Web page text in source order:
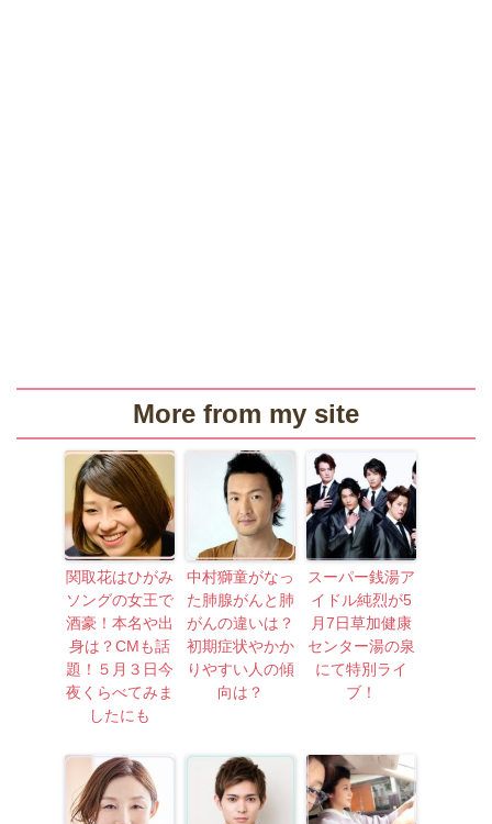
More from my site
関取花はひがみ
ソングの女王で
酒豪！本名や出
身は？CMも話
題！５月３日今
夜くらべてみま
したにも
中村獅童がなっ
た肺腺がんと肺
がんの違いは？
初期症状やかか
りやすい人の傾
向は？
スーパー銭湯ア
イドル純烈が5
月7日草加健康
センター湯の泉
にて特別ライ
ブ！